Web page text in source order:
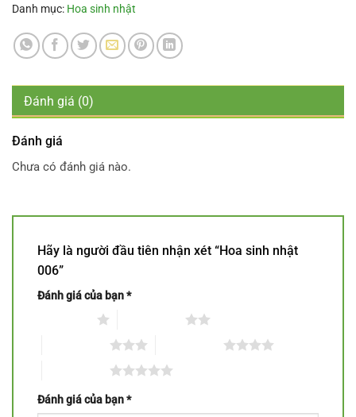
Danh mục: Hoa sinh nhật
Đánh giá (0)
Đánh giá
Chưa có đánh giá nào.
Hãy là người đầu tiên nhận xét “Hoa sinh nhật
006”
Đánh giá của bạn*
Đánh giá của bạn*